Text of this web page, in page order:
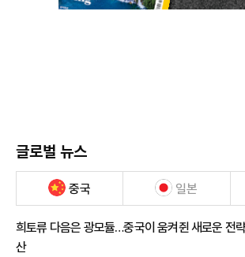
글로벌 뉴스
중국 일본
희토류 다음은 광모듈…중국이 움켜쥔 새로운 전
산